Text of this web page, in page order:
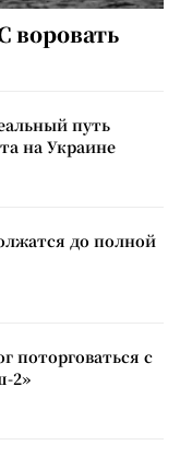
воровать
путь
на Украине
до полной
поторговаться с
2»